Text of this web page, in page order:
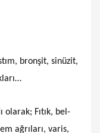
bronşit, sinüzit,
olarak; Fıtık, bel-
ağrıları, varis,